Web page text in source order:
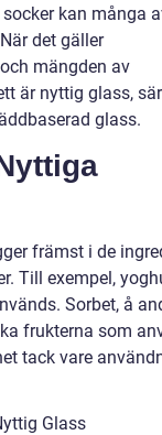
kan många
det gäller
mängden av
är nyttig glass,
glass.
främst i de
Till exempel,
Sorbet, å
frukterna som
tack vare
Glass